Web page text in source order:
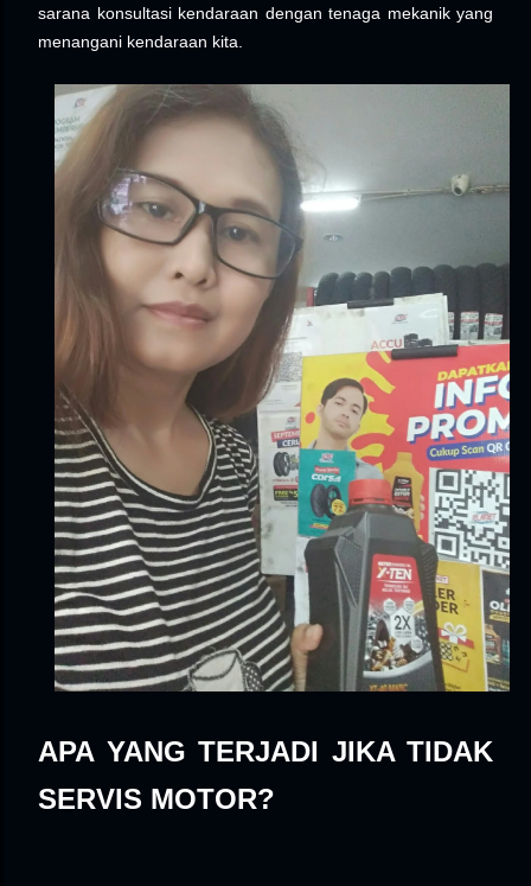
sarana konsultasi kendaraan dengan tenaga mekanik yang
menangani kendaraan kita.
APA YANG TERJADI JIKA TIDAK
SERVIS MOTOR?